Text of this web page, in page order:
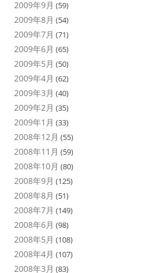
2009年9月 (59)
2009年8月 (54)
2009年7月 (71)
2009年6月 (65)
2009年5月 (50)
2009年4月 (62)
2009年3月 (40)
2009年2月 (35)
2009年1月 (33)
2008年12月 (55)
2008年11月 (59)
2008年10月 (80)
2008年9月 (125)
2008年8月 (51)
2008年7月 (149)
2008年6月 (98)
2008年5月 (108)
2008年4月 (107)
2008年3月 (83)